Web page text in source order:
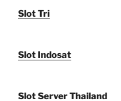
Slot Tri
Slot Indosat
Slot Server Thailand